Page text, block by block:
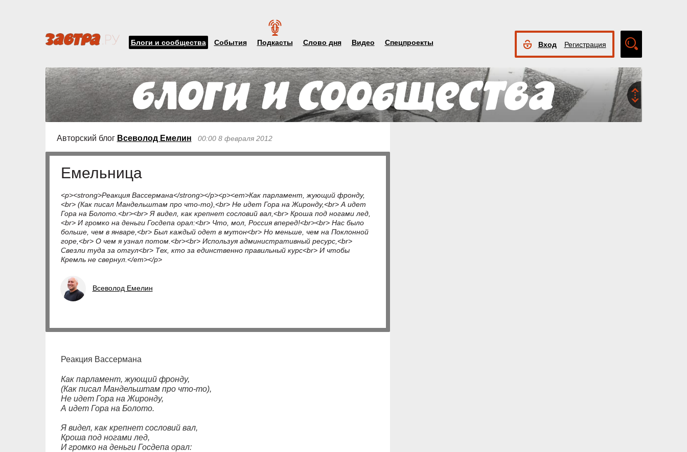
Блоги и сообщества События Подкасты Слово дня Видео Спецпроекты Вход Регистрация
Авторский блог Всеволод Емелин 00:00 8 февраля 2012
Емельница
<p><strong>Реакция Вассермана</strong></p><p><em>Как парламент, жующий фронду,
<br> (Как писал Мандельштам про что-то),<br> Не идет Гора на Жиронду,<br> А идет
Гора на Болото.<br><br> Я видел, как крепнет сословий вал,<br> Кроша под ногами лед,
<br> И громко на деньги Госдепа орал:<br> Что, мол, Россия вперед!<br><br> Нас было
больше, чем в январе,<br> Был каждый одет в мутон<br> Но меньше, чем на Поклонной
горе,<br> О чем я узнал потом.<br><br> Используя административный ресурс,<br>
Свезли туда за отгул<br> Тех, кто за единственно правильный курс<br> И чтобы
Кремль не свернул.</em></p>
Всеволод Емелин
Реакция Вассермана
Как парламент, жующий фронду,
(Как писал Мандельштам про что-то),
Не идет Гора на Жиронду,
А идет Гора на Болото.
Я видел, как крепнет сословий вал,
Кроша под ногами лед,
И громко на деньги Госдепа орал: